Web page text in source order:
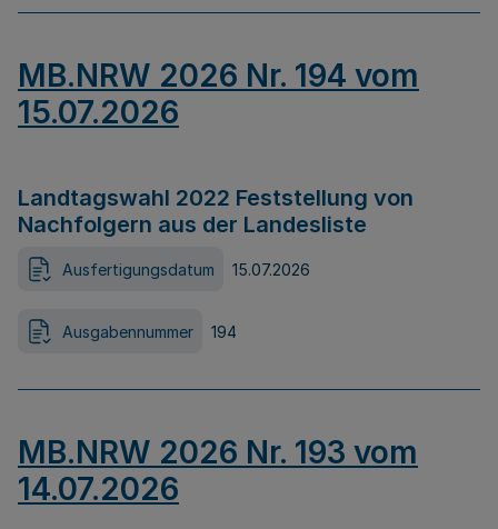
MB.NRW 2026 Nr. 194 vom
15.07.2026
Landtagswahl 2022 Feststellung von
Nachfolgern aus der Landesliste
Ausfertigungsdatum 15.07.2026
Ausgabennummer 194
MB.NRW 2026 Nr. 193 vom
14.07.2026